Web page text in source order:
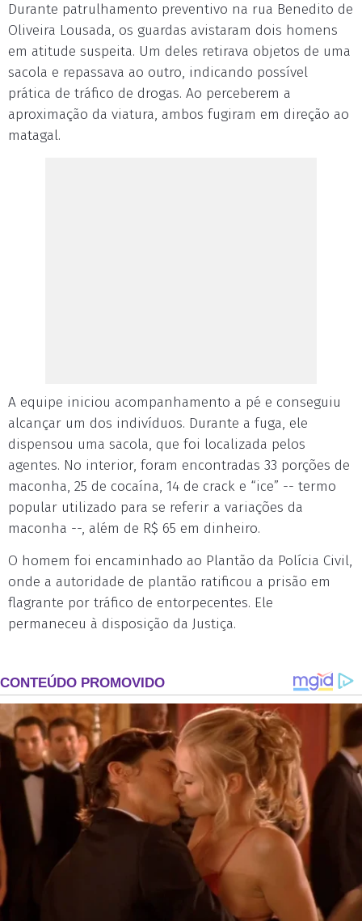
Durante patrulhamento preventivo na rua Benedito de
Oliveira Lousada, os guardas avistaram dois homens
em atitude suspeita. Um deles retirava objetos de uma
sacola e repassava ao outro, indicando possível
prática de tráfico de drogas. Ao perceberem a
aproximação da viatura, ambos fugiram em direção ao
matagal.
A equipe iniciou acompanhamento a pé e conseguiu
alcançar um dos indivíduos. Durante a fuga, ele
dispensou uma sacola, que foi localizada pelos
agentes. No interior, foram encontradas 33 porções de
maconha, 25 de cocaína, 14 de crack e “ice” -- termo
popular utilizado para se referir a variações da
maconha --, além de R$ 65 em dinheiro.
O homem foi encaminhado ao Plantão da Polícia Civil,
onde a autoridade de plantão ratificou a prisão em
flagrante por tráfico de entorpecentes. Ele
permaneceu à disposição da Justiça.